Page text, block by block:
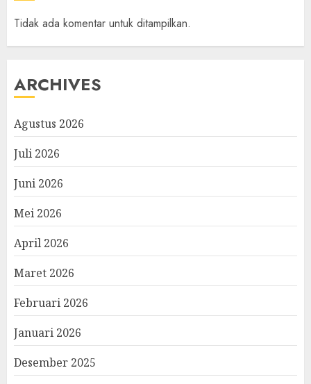
Tidak ada komentar untuk ditampilkan.
ARCHIVES
Agustus 2026
Juli 2026
Juni 2026
Mei 2026
April 2026
Maret 2026
Februari 2026
Januari 2026
Desember 2025